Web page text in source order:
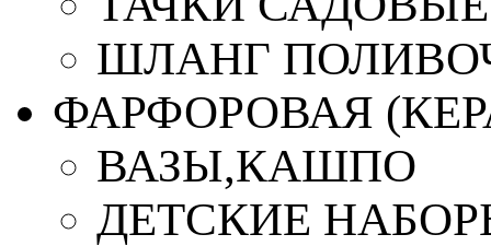
ШЛАНГ
ФАРФОРОВАЯ
ВАЗЫ,КАШПО
ДЕТСКИЕ